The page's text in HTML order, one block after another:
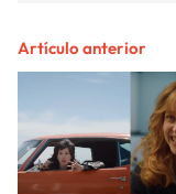
Artículo anterior